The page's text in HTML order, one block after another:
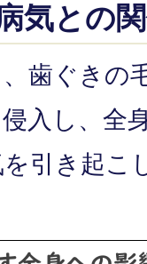
気との
歯ぐきの
入し、全
引き起こ